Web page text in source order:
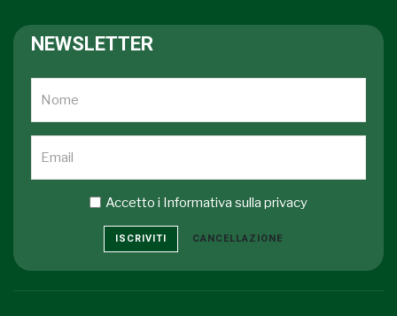
NEWSLETTER
Accetto i Informativa sulla privacy
ISCRIVITI CANCELLAZIONE